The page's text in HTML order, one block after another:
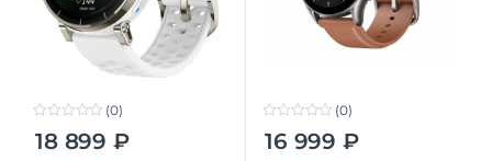
(0)
18 899 ₽
(0)
16 999 ₽